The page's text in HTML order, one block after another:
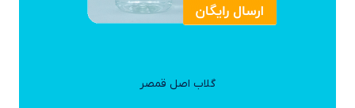
گلاب اصل قمصر